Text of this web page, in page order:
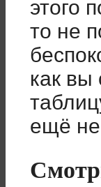
этого
то не
как вы
ещё